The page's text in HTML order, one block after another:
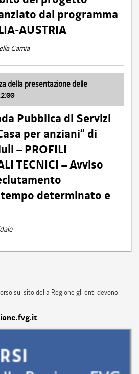
dal programma
AUSTRIA
Carnia
della presentazione delle
Pubblica di Servizi
per anziani” di
– PROFILI
TECNICI – Avviso
determinato e
sul sito della Regione gli enti devono